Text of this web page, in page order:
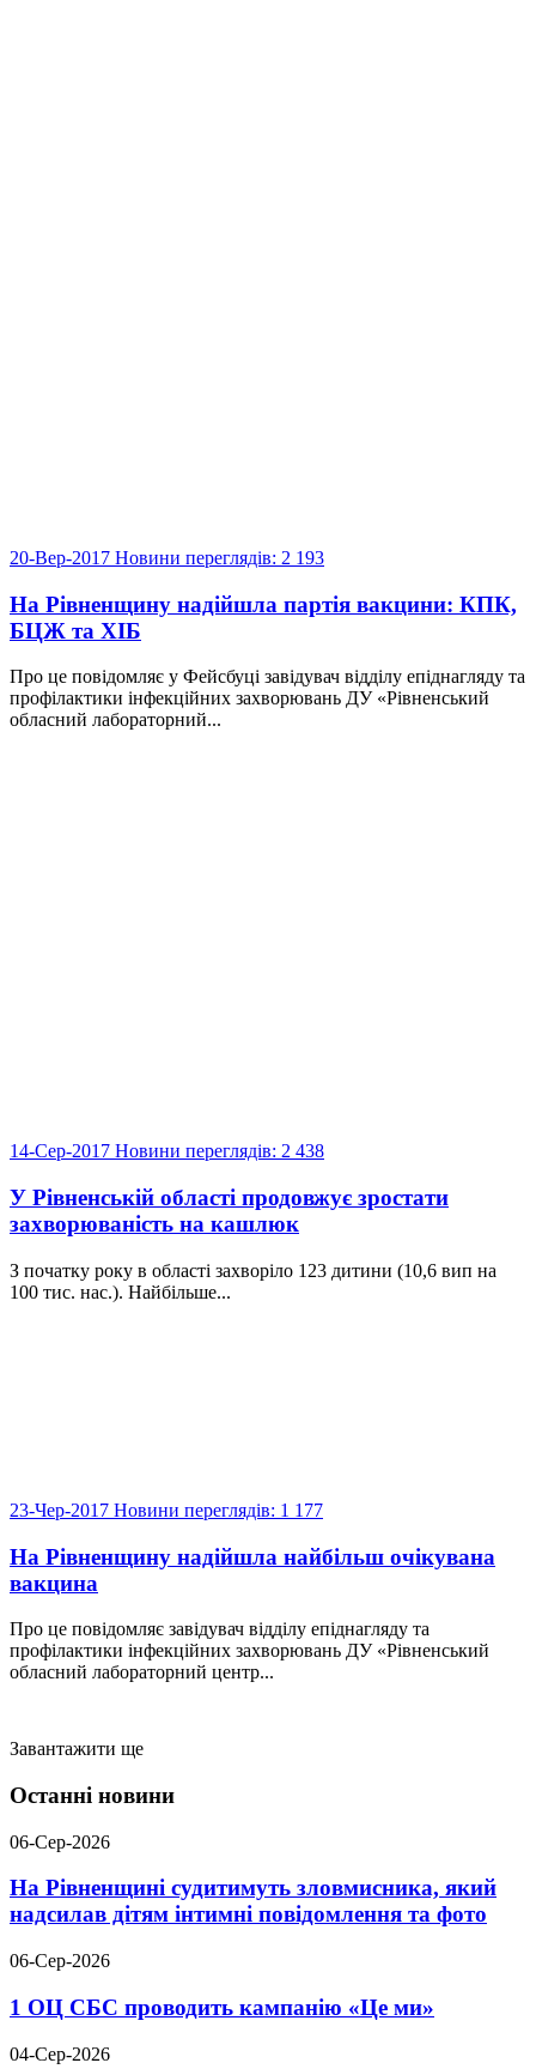
20-Вер-2017 Новини переглядів: 2 193
На Рівненщину надійшла партія вакцини: КПК,
БЦЖ та ХІБ
Про це повідомляє у Фейсбуці завідувач відділу епіднагляду та
профілактики інфекційних захворювань ДУ «Рівненський
обласний лабораторний...
14-Сер-2017 Новини переглядів: 2 438
У Рівненській області продовжує зростати
захворюваність на кашлюк
З початку року в області захворіло 123 дитини (10,6 вип на
100 тис. нас.). Найбільше...
23-Чер-2017 Новини переглядів: 1 177
На Рівненщину надійшла найбільш очікувана
вакцина
Про це повідомляє завідувач відділу епіднагляду та
профілактики інфекційних захворювань ДУ «Рівненський
обласний лабораторний центр...
Завантажити ще
Останні новини
06-Сер-2026
На Рівненщині судитимуть зловмисника, який
надсилав дітям інтимні повідомлення та фото
06-Сер-2026
1 ОЦ СБС проводить кампанію «Це ми»
04-Сер-2026